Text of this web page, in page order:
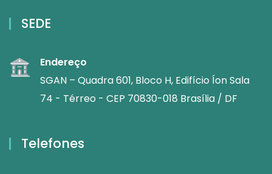
SEDE
Endereço
SGAN – Quadra 601, Bloco H, Edifício Íon Sala
74 - Térreo - CEP 70830-018 Brasília / DF
Telefones